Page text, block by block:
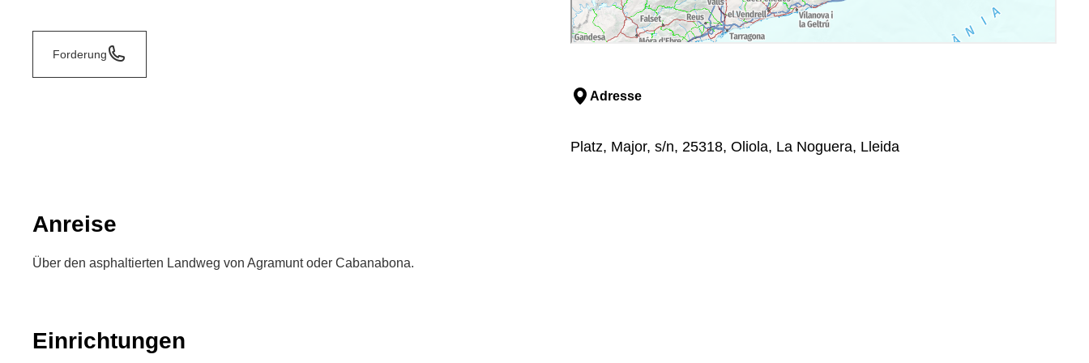
Forderung
Adresse
Platz, Major, s/n, 25318, Oliola, La Noguera, Lleida
Anreise
Über den asphaltierten Landweg von Agramunt oder Cabanabona.
Einrichtungen